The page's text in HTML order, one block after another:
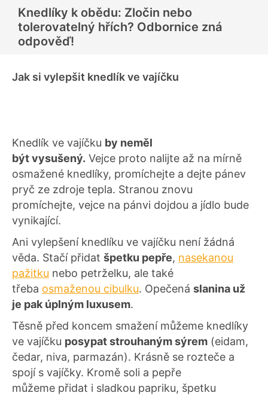
Knedlíky k obědu: Zločin nebo
tolerovatelný hřích? Odbornice zná
odpověď!
Jak si vylepšit knedlík ve vajíčku
Knedlík ve vajíčku by neměl
být vysušený. Vejce proto nalijte až na mírně
osmažené knedlíky, promíchejte a dejte pánev
pryč ze zdroje tepla. Stranou znovu
promíchejte, vejce na pánvi dojdou a jídlo bude
vynikající.
Ani vylepšení knedlíku ve vajíčku není žádná
věda. Stačí přidat špetku pepře, nasekanou
pažitku nebo petrželku, ale také
třeba osmaženou cibulku. Opečená slanina už
je pak úplným luxusem.
Těsně před koncem smažení můžeme knedlíky
ve vajíčku posypat strouhaným sýrem (eidam,
čedar, niva, parmazán). Krásně se rozteče a
spojí s vajíčky. Kromě soli a pepře
můžeme přidat i sladkou papriku, špetku